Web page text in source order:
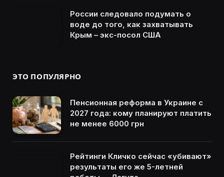
России следовало подумать о
воде до того, как захватывать
Крым – экс-посол США
ЭТО ПОПУЛЯРНО
Пенсионная реформа в Украине с
2027 года: кому планируют платить
не менее 6000 грн
Рейтинги Кличко сейчас «убивают»
результаты его же 5-летней